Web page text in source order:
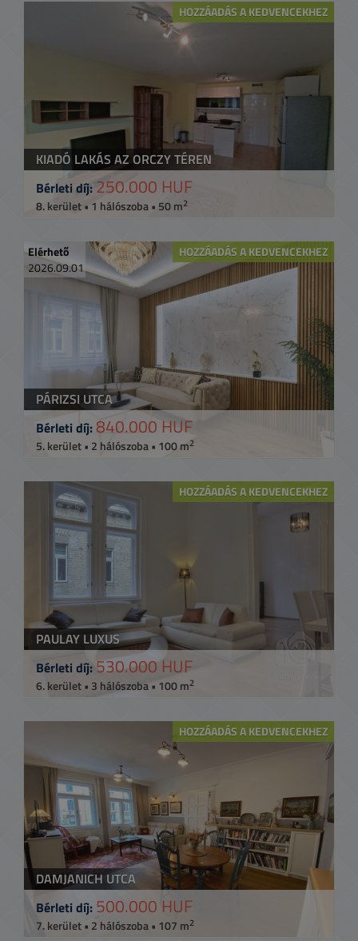
HOZZÁADÁS A KEDVENCEKHEZ
KIADÓ LAKÁS AZ ORCZY TÉREN
Bérleti díj: 250.000 HUF
8. kerület • 1 hálószoba • 50 m2
Elérhető
2026.09.01
HOZZÁADÁS A KEDVENCEKHEZ
PÁRIZSI UTCA
Bérleti díj:840.000 HUF
5. kerület • 2 hálószoba • 100 m2
HOZZÁADÁS A KEDVENCEKHEZ
PAULAY LUXUS
Bérleti díj: 530.000 HUF
6. kerület • 3 hálószoba • 100 m2
HOZZÁADÁS A KEDVENCEKHEZ
DAMJANICH UTCA
Bérleti díj: 500.000 HUF
7. kerület • 2 hálószoba • 107 m2